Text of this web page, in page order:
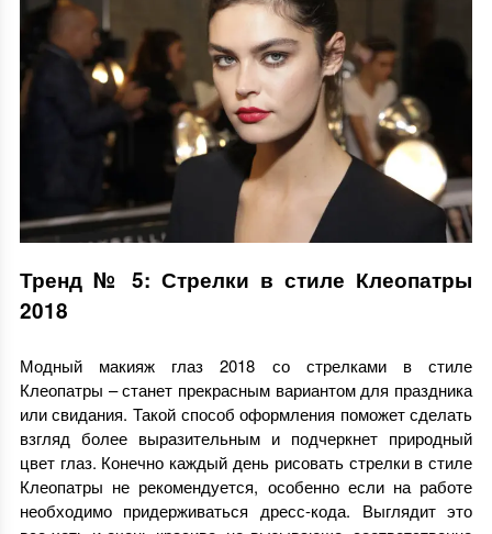
Тренд № 5: Стрелки в стиле Клеопатры
2018
Модный макияж глаз 2018 со стрелками в стиле
Клеопатры – станет прекрасным вариантом для праздника
или свидания. Такой способ оформления поможет сделать
взгляд более выразительным и подчеркнет природный
цвет глаз. Конечно каждый день рисовать стрелки в стиле
Клеопатры не рекомендуется, особенно если на работе
необходимо придерживаться дресс-кода. Выглядит это